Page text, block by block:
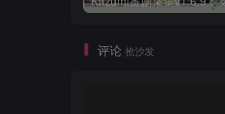
评论 抢沙发